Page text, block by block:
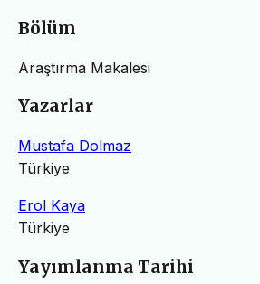
Bölüm
Araştırma Makalesi
Yazarlar
Mustafa Dolmaz
Türkiye
Erol Kaya
Türkiye
Yayımlanma Tarihi